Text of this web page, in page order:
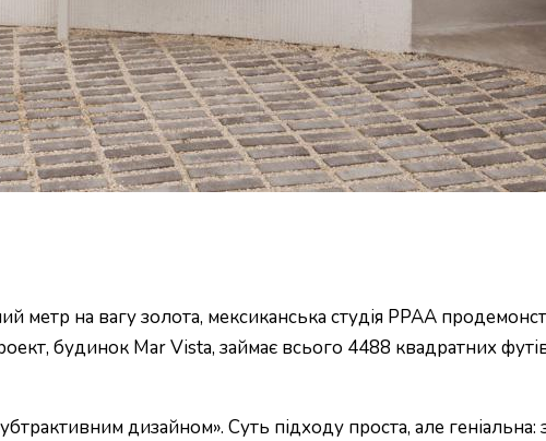
метр на вагу золота, мексиканська студія PPAA
будинок Mar Vista, займає всього 4488 квадратних
дизайном». Суть підходу проста, але